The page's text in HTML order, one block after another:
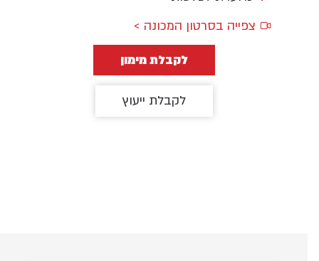
צפייה בסרטון המכונה >
לקבלת מימון
לקבלת ייעוץ